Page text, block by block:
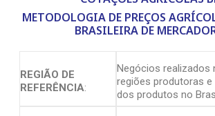
METODOLOGIA DE PREÇOS
BRASILEIRA DE
REGIÃO DE
REFERÊNCIA:
Negócios realizados
regiões produtoras
dos produtos no